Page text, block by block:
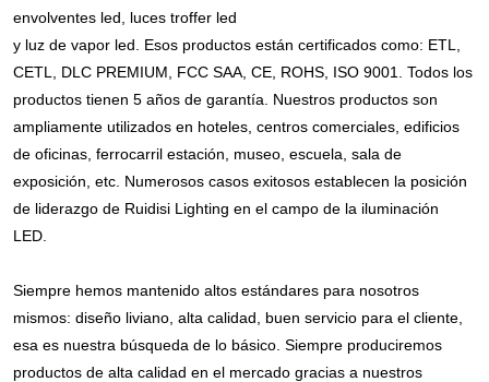
envolventes led, luces troffer led
y luz de vapor led. Esos productos están certificados como: ETL,
CETL, DLC PREMIUM, FCC SAA, CE, ROHS, ISO 9001. Todos los
productos tienen 5 años de garantía. Nuestros productos son
ampliamente utilizados en hoteles, centros comerciales, edificios
de oficinas, ferrocarril estación, museo, escuela, sala de
exposición, etc. Numerosos casos exitosos establecen la posición
de liderazgo de Ruidisi Lighting en el campo de la iluminación
LED.
Siempre hemos mantenido altos estándares para nosotros
mismos: diseño liviano, alta calidad, buen servicio para el cliente,
esa es nuestra búsqueda de lo básico. Siempre produciremos
productos de alta calidad en el mercado gracias a nuestros